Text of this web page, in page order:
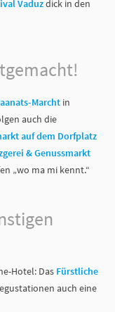
Vaduzdick in den
Marcht in
auch die
auf dem Dorfplatz
& Genussmarkt
„wo ma mi kennt.“
Hotel: Das Fürstliche
auch eine